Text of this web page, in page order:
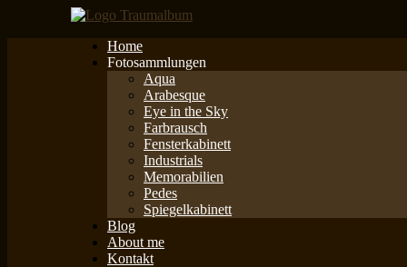
Home
Fotosammlungen
Aqua
Arabesque
Eye in the Sky
Farbrausch
Fensterkabinett
Industrials
Memorabilien
Pedes
Spiegelkabinett
Blog
About me
Kontakt